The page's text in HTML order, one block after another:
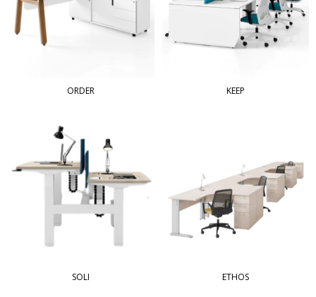
ORDER KEEP
SOLI ETHOS